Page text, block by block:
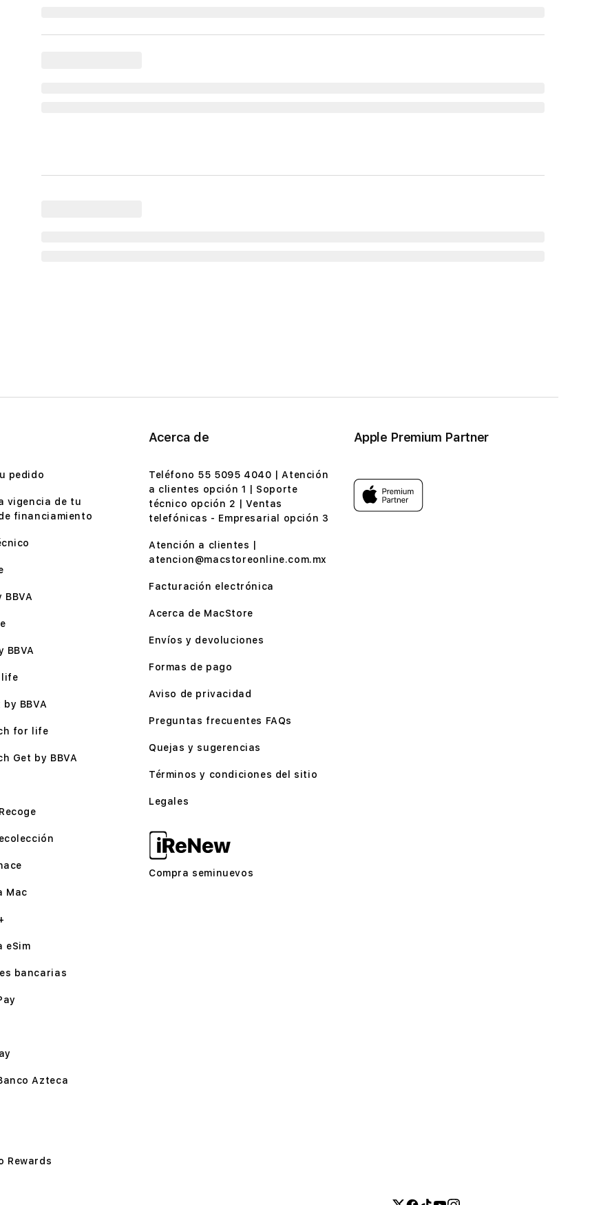
pedido
vigencia de tu
financiamiento
BBVA
BBVA
life
BBVA
for life
Get by BBVA
Mac
eSim
bancarias
Azteca
Rewards
Acerca de
Teléfono 55 5095 4040 | Atención
a clientes opción 1 | Soporte
técnico opción 2 | Ventas
telefónicas - Empresarial opción 3
Atención a clientes |
atencion@macstoreonline.com.mx
Facturación electrónica
Acerca de MacStore
Envíos y devoluciones
Formas de pago
Aviso de privacidad
Preguntas frecuentes FAQs
Quejas y sugerencias
Términos y condiciones del sitio
Legales
Compra seminuevos
Apple Premium Partner